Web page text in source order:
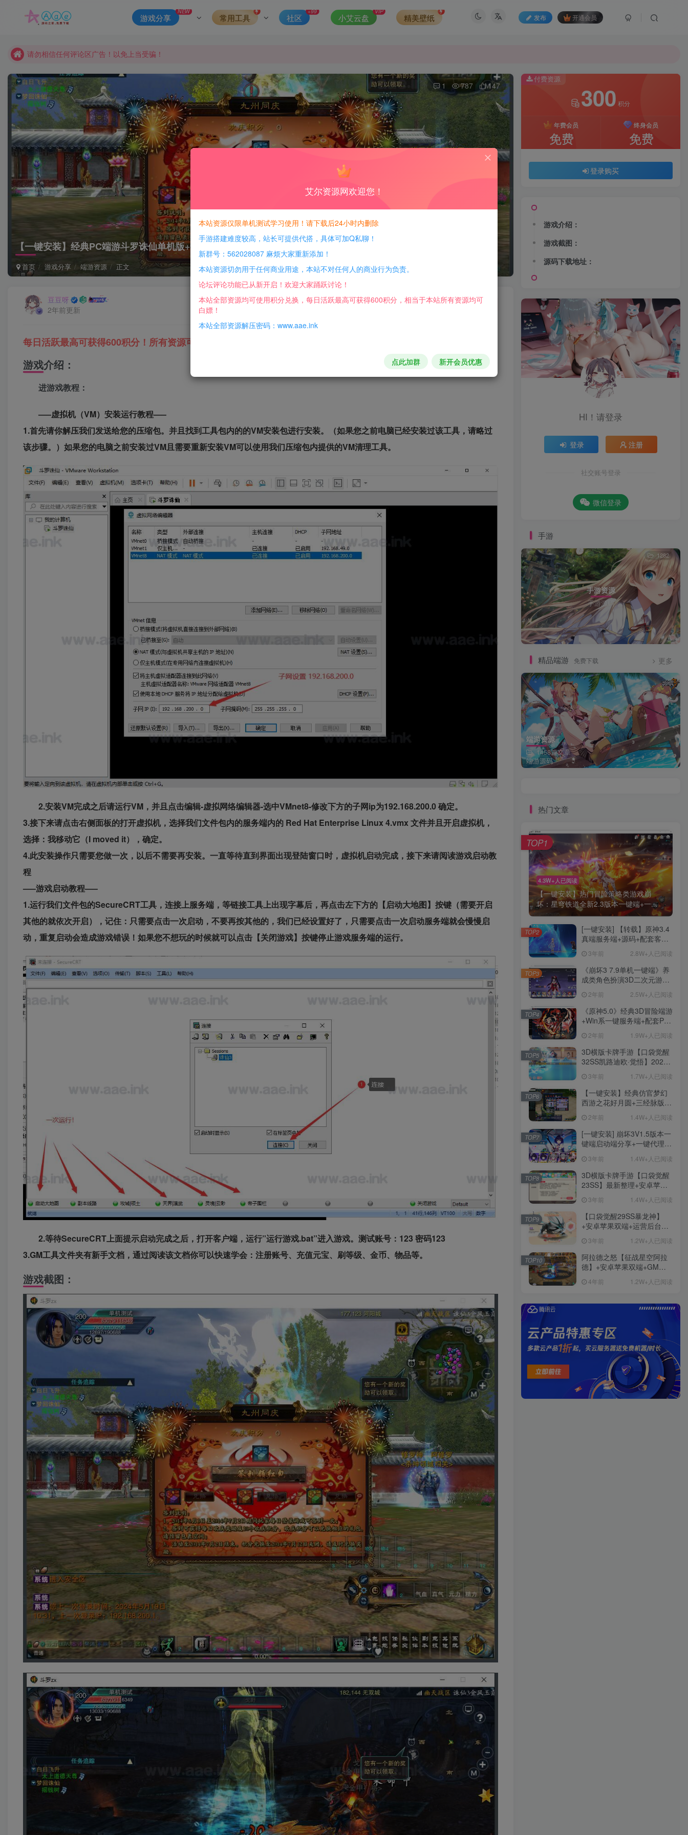
发布 开通会员
游戏分享
NEW
常用工具 社区
+99
小艾云盘
VIP
精美壁纸
现在赞助会员享受专属折扣，详情点击此条公告。
本网站的文章部分内容可能来源于网络，仅供大家学习与参考，如有侵权，请联系站长QQ466107887进行删除处理。
【一键安装】经典PC端游斗罗诛仙单机版+16改12职业+微变+上线飞升160级+炼器20级+十万年魂环
首页 游戏分享 端游资源 正文
1 787 147
豆豆呀
2年前更新
关注
每日活跃最高可获得600积分！所有资源可以使用积分免费兑换！
游戏介绍：
进游戏教程：
—–虚拟机（VM）安装运行教程—–
1.首先请你解压我们发送给您的压缩包。并且找到工具包内的的VM安装包进行安装。（如果您之前电脑已经安装过该工具，请略过
该步骤。）如果您的电脑之前安装过VM且需要重新安装VM可以使用我们压缩包内提供的VM清理工具。
2.安装VM完成之后请运行VM，并且点击编辑-虚拟网络编辑器-选中VMnet8-修改下方的子网ip为192.168.200.0 确定。
3.接下来请点击右侧面板的打开虚拟机，选择我们文件包内的服务端内的 Red Hat Enterprise Linux 4.vmx 文件并且开启虚拟机，
选择：我移动它（I moved it），确定。
4.此安装操作只需要您做一次，以后不需要再安装。一直等待直到界面出现登陆窗口时，虚拟机启动完成，接下来请阅读游戏启动教
程
—–游戏启动教程—–
1.运行我们文件包的SecureCRT工具，连接上服务端，等链接工具上出现字幕后，再点击左下方的【启动大地图】按键（需要开启
其他的就依次开启），记住：只需要点击一次启动，不要再按其他的，我们已经设置好了，只需要点击一次启动服务端就会慢慢启
动，重复启动会造成游戏错误！如果您不想玩的时候就可以点击【关闭游戏】按键停止游戏服务端的运行。
2.等待SecureCRT上面提示启动完成之后，打开客户端，运行”运行游戏.bat”进入游戏。测试账号：123 密码123
3.GM工具文件夹有新手文档，通过阅读该文档你可以快速学会：注册账号、充值元宝、刷等级、金币、物品等。
游戏截图：
付费资源
300 积分
年费会员
免费
终身会员
免费
登录购买
游戏介绍：
游戏截图：
源码下载地址：
HI！请登录
登录 注册
社交账号登录
微信登录
手游
手游资源
手游源码
1282
精品端游 免费下载 更多
端游资源
1458篇文章
端游源码
热门文章
4.3W+人已阅读
【一键安装】热门冒险策略类游戏崩
坏：星穹铁道全新2.3版本一键端+一...
TOP1
[一键安装] 【转载】原神3.4
真端服务端+源码+配套客户
说明文件
3年前 2.8W+人已阅读
TOP2
《崩坏3 7.9单机一键端》养
成类角色扮演3D二次元游
用、无限资源、附带保姆级
安装教程
2年前 2.5W+人已阅读
TOP3
《原神5.0》经典3D冒险端游
+Win系一键服务端+配套PC
池文件
2年前 1.9W+人已阅读
TOP4
3D横版卡牌手游【口袋觉醒
32SS凯路迪欧·觉悟】2023
+支付对接+安卓苹果双端+运
营后台+GM授权后台+代理
后台
3年前 1.7W+人已阅读
TOP5
【一键安装】经典仿官梦幻
西游之花好月圆+三经脉版本
卡+剧情活动+视频搭建及其
他修改资料
2年前 1.4W+人已阅读
TOP6
[一键安装] 崩坏3V1.5版本一
键端启动端分享+一键代理
ID+详细指令+极简一键修改
3年前 1.4W+人已阅读
TOP7
3D横版卡牌手游【口袋觉醒
23SS】最新整理+安卓苹果
细搭建教程
3年前 1.4W+人已阅读
TOP8
【口袋觉醒29SS暴龙神】
+安卓苹果双端+运营后台
端 3年前 1.2W+人已阅读
TOP9
阿拉德之怒【征战星空阿拉
德】+安卓苹果双端+GM授
+详细教程
4年前 1.2W+人已阅读
TOP10
艾尔资源网欢迎您！
本站资源仅限单机测试学习使用！请下载后24小时内删除
手游搭建难度较高，站长可提供代搭，具体可加Q私聊！
新群号：562028087 麻烦大家重新添加！
本站资源切勿用于任何商业用途，本站不对任何人的商业行为负责。
论坛评论功能已从新开启！欢迎大家踊跃讨论！
本站全部资源均可使用积分兑换，每日活跃最高可获得600积分，相当于本站所有资源均可
白嫖！
本站全部资源解压密码：www.aae.ink
点此加群 新开会员优惠